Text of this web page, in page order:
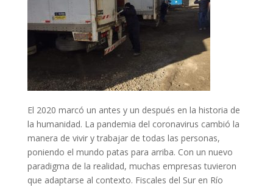
El 2020 marcó un antes y un después en la historia de
la humanidad. La pandemia del coronavirus cambió la
manera de vivir y trabajar de todas las personas,
poniendo el mundo patas para arriba. Con un nuevo
paradigma de la realidad, muchas empresas tuvieron
que adaptarse al contexto. Fiscales del Sur en Río